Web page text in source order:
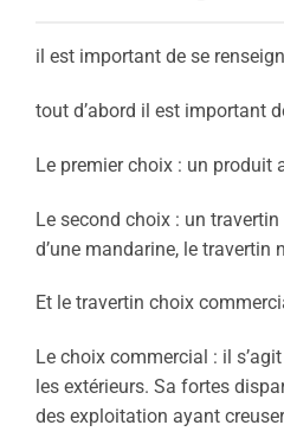
il est important de se
tout d’abord il est important
Le premier choix : un produit
Le second choix : un
d’une mandarine, le
Et le travertin choix
Le choix commercial : il
les extérieurs. Sa fortes
des exploitation ayant